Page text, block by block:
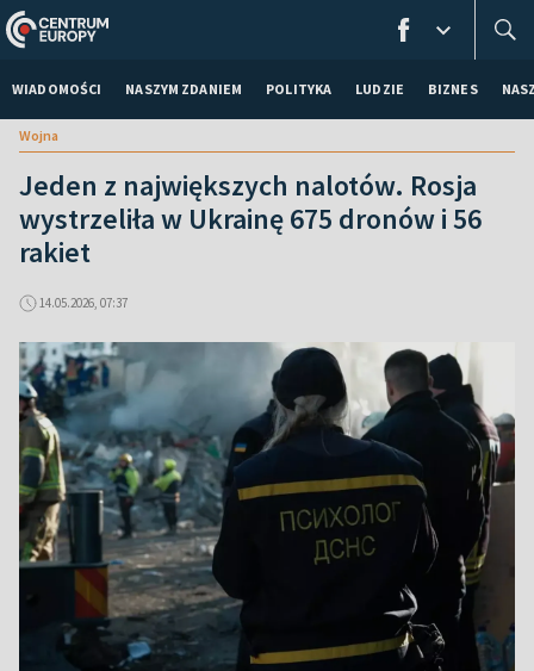
WIADOMOŚCI NASZYM ZDANIEM POLITYKA LUDZIE BIZNES
Wojna
Jeden z największych nalotów. Rosja
wystrzeliła w Ukrainę 675 dronów i 56
rakiet
14.05.2026, 07:37